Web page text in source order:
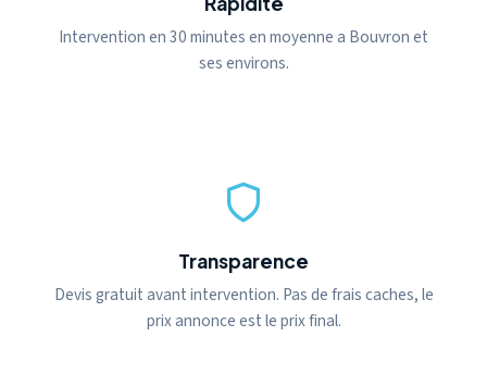
Intervention en 30 minutes en moyenne a Bouvron et
ses environs.
Transparence
Devis gratuit avant intervention. Pas de frais caches, le
prix annonce est le prix final.